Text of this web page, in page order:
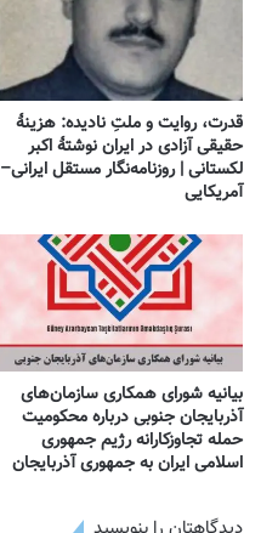
قدرت، روایت و ملتِ نادیده: هزینهٔ
حقیقی آزادی در ایران نوشتهٔ اکبر
لکستانی | روزنامه‌نگار مستقل ایرانی–
آمریکایی
بیانیه شورای همکاری سازمان‌های
آذربایجان جنوبی درباره محکومیت
حمله تجاوزکارانه رژیم جمهوری
اسلامی ایران به جمهوری آذربایجان